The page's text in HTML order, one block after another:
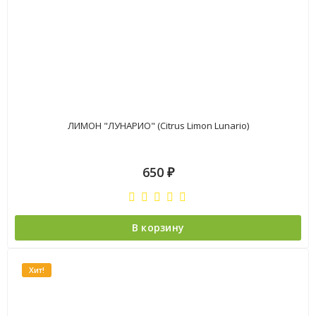
ЛИМОН "ЛУНАРИО" (Citrus Limon Lunario)
650 ₽
В корзину
Хит!